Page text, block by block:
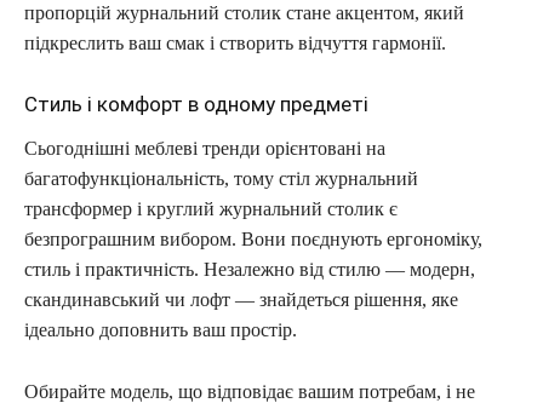
пропорцій журнальний столик стане акцентом, який
підкреслить ваш смак і створить відчуття гармонії.
Стиль і комфорт в одному предметі
Сьогоднішні меблеві тренди орієнтовані на
багатофункціональність, тому стіл журнальний
трансформер і круглий журнальний столик є
безпрограшним вибором. Вони поєднують ергономіку,
стиль і практичність. Незалежно від стилю — модерн,
скандинавський чи лофт — знайдеться рішення, яке
ідеально доповнить ваш простір.
Обирайте модель, що відповідає вашим потребам, і не